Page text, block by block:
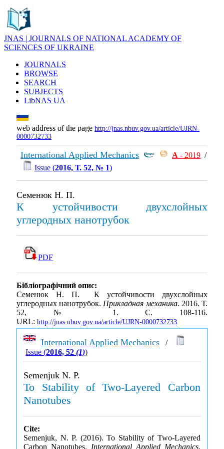
JNAS | JOURNALS OF NATIONAL ACADEMY OF
SCIENCES OF UKRAINE
JOURNALS
BROWSE
SEARCH
SUBJECTS
LibNAS UA
web address of the page http://jnas.nbuv.gov.ua/article/UJRN-
0000732733
International Applied Mechanics А - 2019 /
Issue (2016, Т. 52, № 1)
Семенюк Н. П.
К устойчивости двухслойных
углеродных нанотрубок
PDF
Бібліографічний опис:
Семенюк Н. П. К устойчивости двухслойных
углеродных нанотрубок. Прикладная механика. 2016. Т.
52, № 1. С. 108-116.
URL: http://jnas.nbuv.gov.ua/article/UJRN-0000732733
International Applied Mechanics /
Issue (2016, 52(1))
Semenjuk N. P.
To Stability of Two-Layered Carbon
Nanotubes
Cite:
Semenjuk, N. P. (2016). To Stability of Two-Layered
Carbon Nanotubes. International Applied Mechanics,